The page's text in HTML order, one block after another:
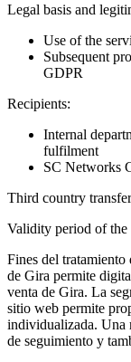
Legal basis and
Use of the
Subsequent
GDPR
Recipients:
Internal
fulfilment
SC Networks
Third country
Validity period of the
Fines del tratamiento
de Gira permite
venta de Gira. La
sitio web permite
individualizada. Una
de seguimiento y